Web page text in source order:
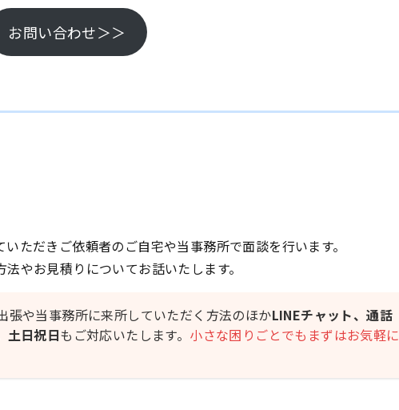
お問い合わせ＞＞
ただきご依頼者のご自宅や当事務所で面談を行います。
やお見積りについてお話いたします。
張や当事務所に来所していただく方法のほかLINEチャット、通話
土日祝日もご対応いたします。 小さな困りごとでもまずはお気軽に